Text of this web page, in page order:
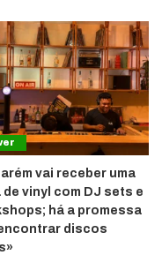
vai receber uma
de vinyl com DJ sets e
há a promessa
discos